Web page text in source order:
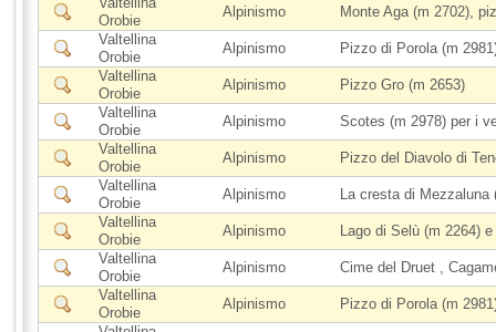
Orobie
Alpinismo
Monte Aga (m 2702),
Valtellina
Orobie
Alpinismo
Pizzo di Porola (m
Valtellina
Orobie
Alpinismo
Pizzo Gro (m 2653)
Valtellina
Orobie
Alpinismo
Scotes (m 2978) per i
Valtellina
Orobie
Alpinismo
Pizzo del Diavolo di
Valtellina
Orobie
Alpinismo
La cresta di Mezzaluna
Valtellina
Orobie
Alpinismo
Lago di Selù (m 2264)
Valtellina
Orobie
Alpinismo
Cime del Druet ,
Valtellina
Orobie
Alpinismo
Pizzo di Porola (m